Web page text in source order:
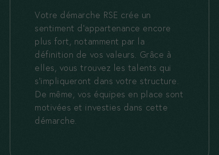
Votre démarche RSE crée un
sentiment d’appartenance encore
plus fort, notamment par la
définition de vos valeurs. Grâce à
elles, vous trouvez les talents qui
s’impliqueront dans votre structure.
De même, vos équipes en place sont
motivées et investies dans cette
démarche.